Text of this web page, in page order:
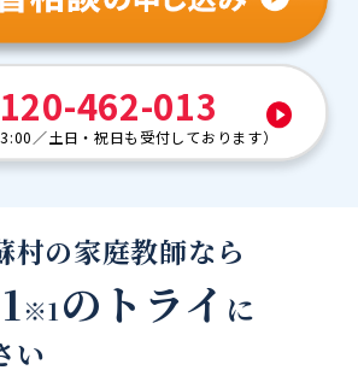
462-013
／土日・祝日も受付しております）
村の家庭教師なら
※1のトライ に
い